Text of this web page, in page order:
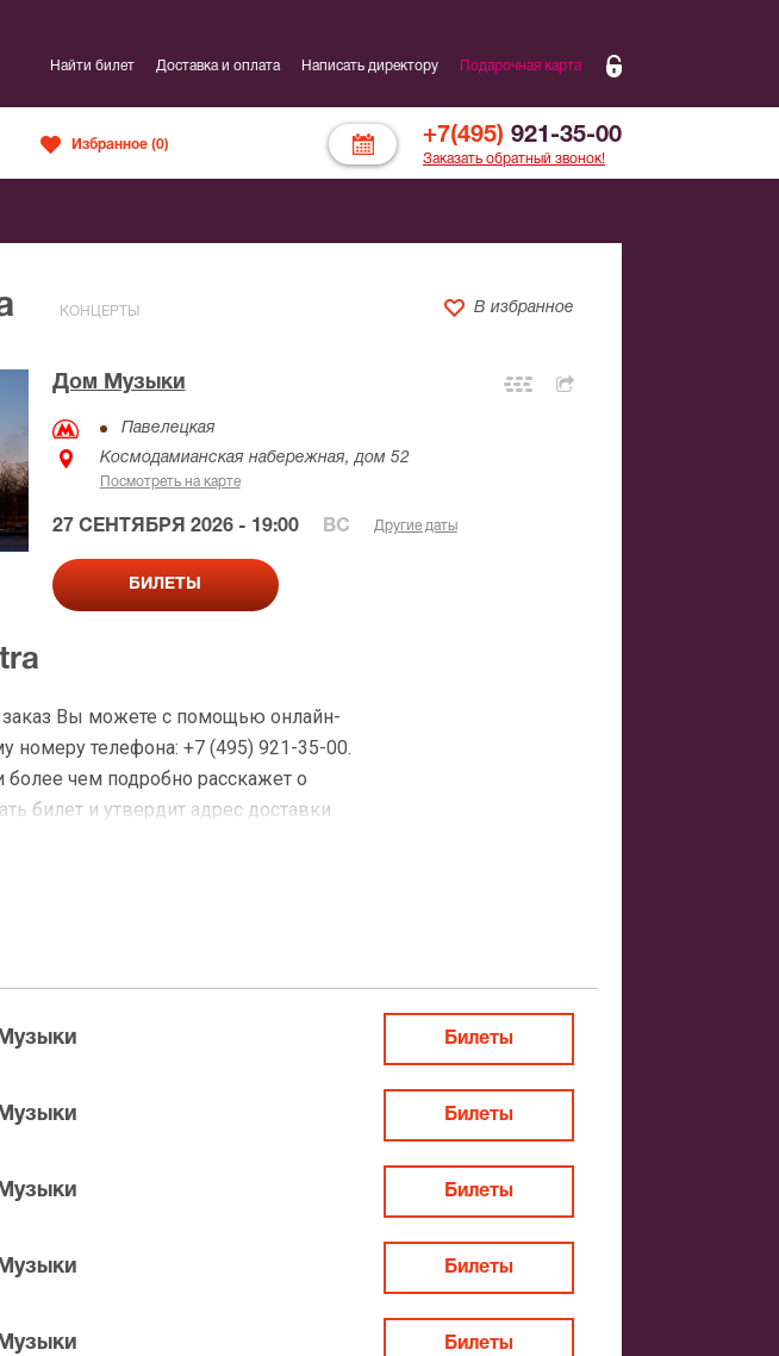
Найти билет Доставка и оплата Написать директору Подарочная карта
+7(495) 921-35-00
Заказать обратный звонок!
Избранное (0)
КОНЦЕРТЫ В избранное
Дом Музыки
Павелецкая
Космодамианская набережная, дом 52
Посмотреть на карте
27 СЕНТЯБРЯ 2026 - 19:00 ВС Другие даты
БИЛЕТЫ
заказ Вы можете с помощью онлайн-
телефона: +7 (495) 921-35-00.
чем подробно расскажет о
билет и утвердит адрес доставки.
более 2-х часов. Бесплатная
доступности. Оплатить заказ
зала Дом Музыки. Если не
Билеты
Билеты
Билеты
Билеты
Билеты